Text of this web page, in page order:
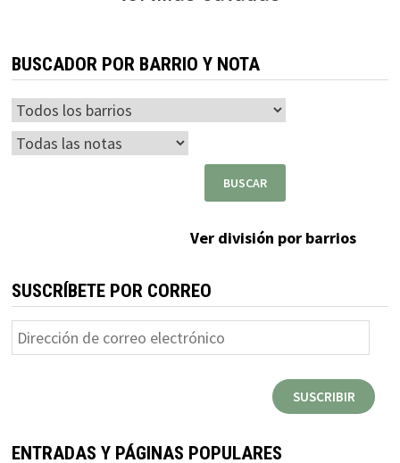
BUSCADOR POR BARRIO Y NOTA
Ver división por barrios
SUSCRÍBETE POR CORREO
Dirección
de
SUSCRIBIR
ENTRADAS Y PÁGINAS POPULARES